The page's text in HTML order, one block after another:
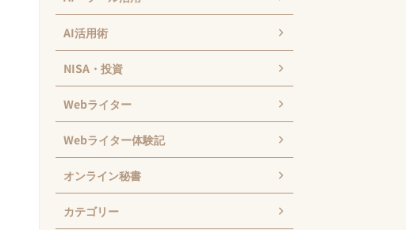
AI活用術
NISA・投資
Webライター
Webライター体験記
オンライン秘書
カテゴリー